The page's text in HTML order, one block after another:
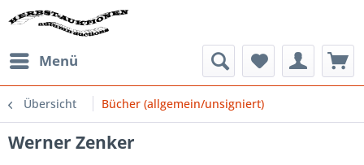
Menü
Übersicht Bücher (allgemein/unsigniert)
Werner Zenker